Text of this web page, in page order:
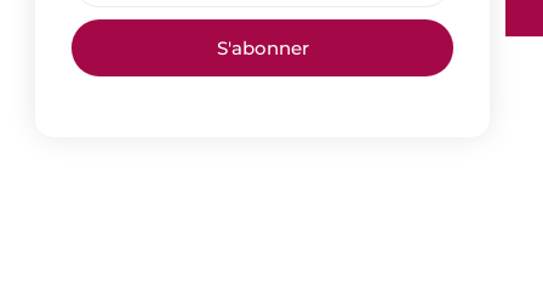
S'abonner